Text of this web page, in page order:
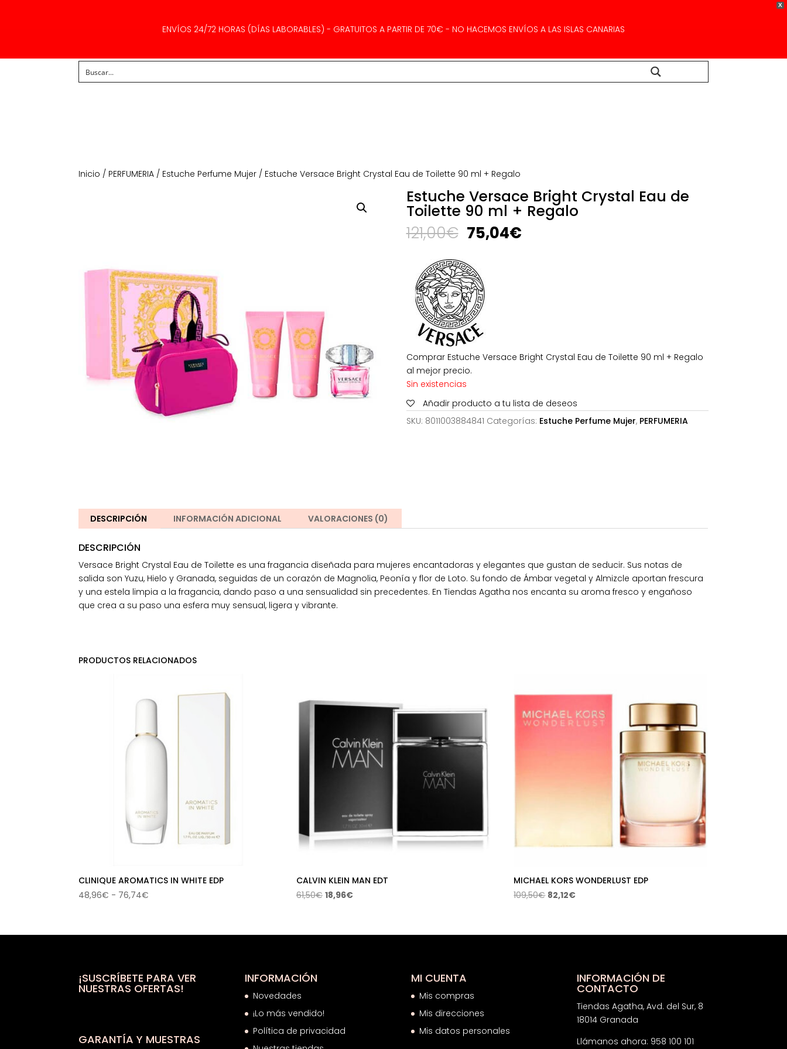
X
ENVÍOS 24/72 HORAS (DÍAS LABORABLES) - GRATUITOS A PARTIR DE 70€ - NO HACEMOS ENVÍOS A LAS ISLAS CANARIAS
Inicio / PERFUMERIA / Estuche Perfume Mujer / Estuche Versace Bright Crystal Eau de Toilette 90 ml + Regalo
Estuche Versace Bright Crystal Eau de
Toilette 90 ml + Regalo
121,00€ El
precio
original
era:
121,00€.
75,04€El
Comprar Estuche Versace Bright Crystal Eau de Toilette 90 ml + Regalo
al mejor precio.
Sin existencias
Añadir producto a tu lista de deseos
SKU: 8011003884841 Categorías: Estuche Perfume Mujer, PERFUMERIA
DESCRIPCIÓN INFORMACIÓN ADICIONAL VALORACIONES (0)
DESCRIPCIÓN
Versace Bright Crystal Eau de Toilette es una fragancia diseñada para mujeres encantadoras y elegantes que gustan de seducir. Sus notas de
salida son Yuzu, Hielo y Granada, seguidas de un corazón de Magnolia, Peonía y flor de Loto. Su fondo de Ámbar vegetal y Almizcle aportan frescura
y una estela limpia a la fragancia, dando paso a una sensualidad sin precedentes. En Tiendas Agatha nos encanta su aroma fresco y engañoso
que crea a su paso una esfera muy sensual, ligera y vibrante.
PRODUCTOS RELACIONADOS
CLINIQUE AROMATICS IN WHITE EDP
48,96€ - 76,74€
desde
76,74€
CALVIN KLEIN MAN EDT
61,50€ El
era:
18,96€El
es:
MICHAEL KORS WONDERLUST EDP
109,50€ El
era:
82,12€El
es:
¡SUSCRÍBETE PARA VER
NUESTRAS OFERTAS!
GARANTÍA Y MUESTRAS
INFORMACIÓN
Novedades
¡Lo más vendido!
Política de privacidad
MI CUENTA
Mis compras
Mis direcciones
Mis datos personales
INFORMACIÓN DE
CONTACTO
Tiendas Agatha, Avd. del Sur, 8
18014 Granada
Llámanos ahora: 958 100 101